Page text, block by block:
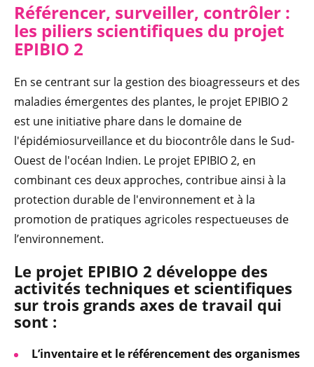
Référencer, surveiller, contrôler :
les piliers scientifiques du projet
EPIBIO 2
En se centrant sur la gestion des bioagresseurs et des
maladies émergentes des plantes, le projet EPIBIO 2
est une initiative phare dans le domaine de
l'épidémiosurveillance et du biocontrôle dans le Sud-
Ouest de l'océan Indien. Le projet EPIBIO 2, en
combinant ces deux approches, contribue ainsi à la
protection durable de l'environnement et à la
promotion de pratiques agricoles respectueuses de
l’environnement.
Le projet EPIBIO 2 développe des
activités techniques et scientifiques
sur trois grands axes de travail qui
sont :
L’inventaire et le référencement des organismes